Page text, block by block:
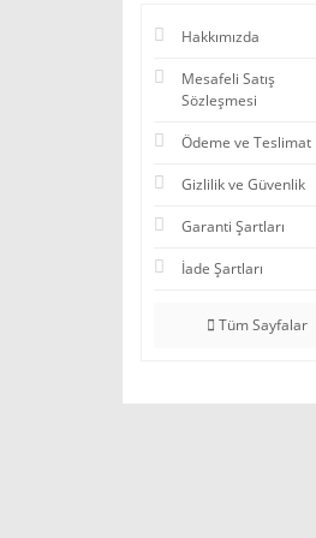
Hakkımızda
Mesafeli Satış
Sözleşmesi
Ödeme ve Teslimat
Gizlilik ve Güvenlik
Garanti Şartları
İade Şartları
Tüm Sayfalar